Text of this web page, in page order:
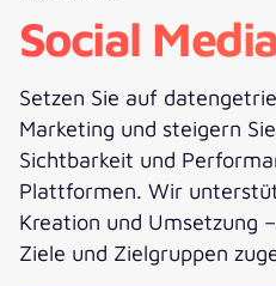
Social
Setzen Sie auf
Marketing und steigern
Sichtbarkeit und
Plattformen. Wir
Kreation und Umsetzung
Ziele und Zielgruppen